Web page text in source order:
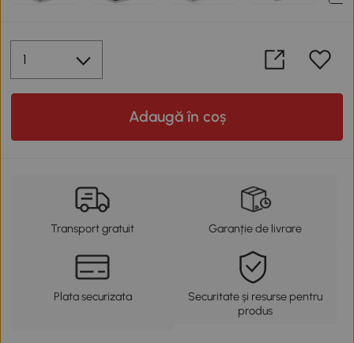
Adaugă în coș
Transport gratuit Garanție de livrare
Plata securizata
Securitate și resurse pentru
produs